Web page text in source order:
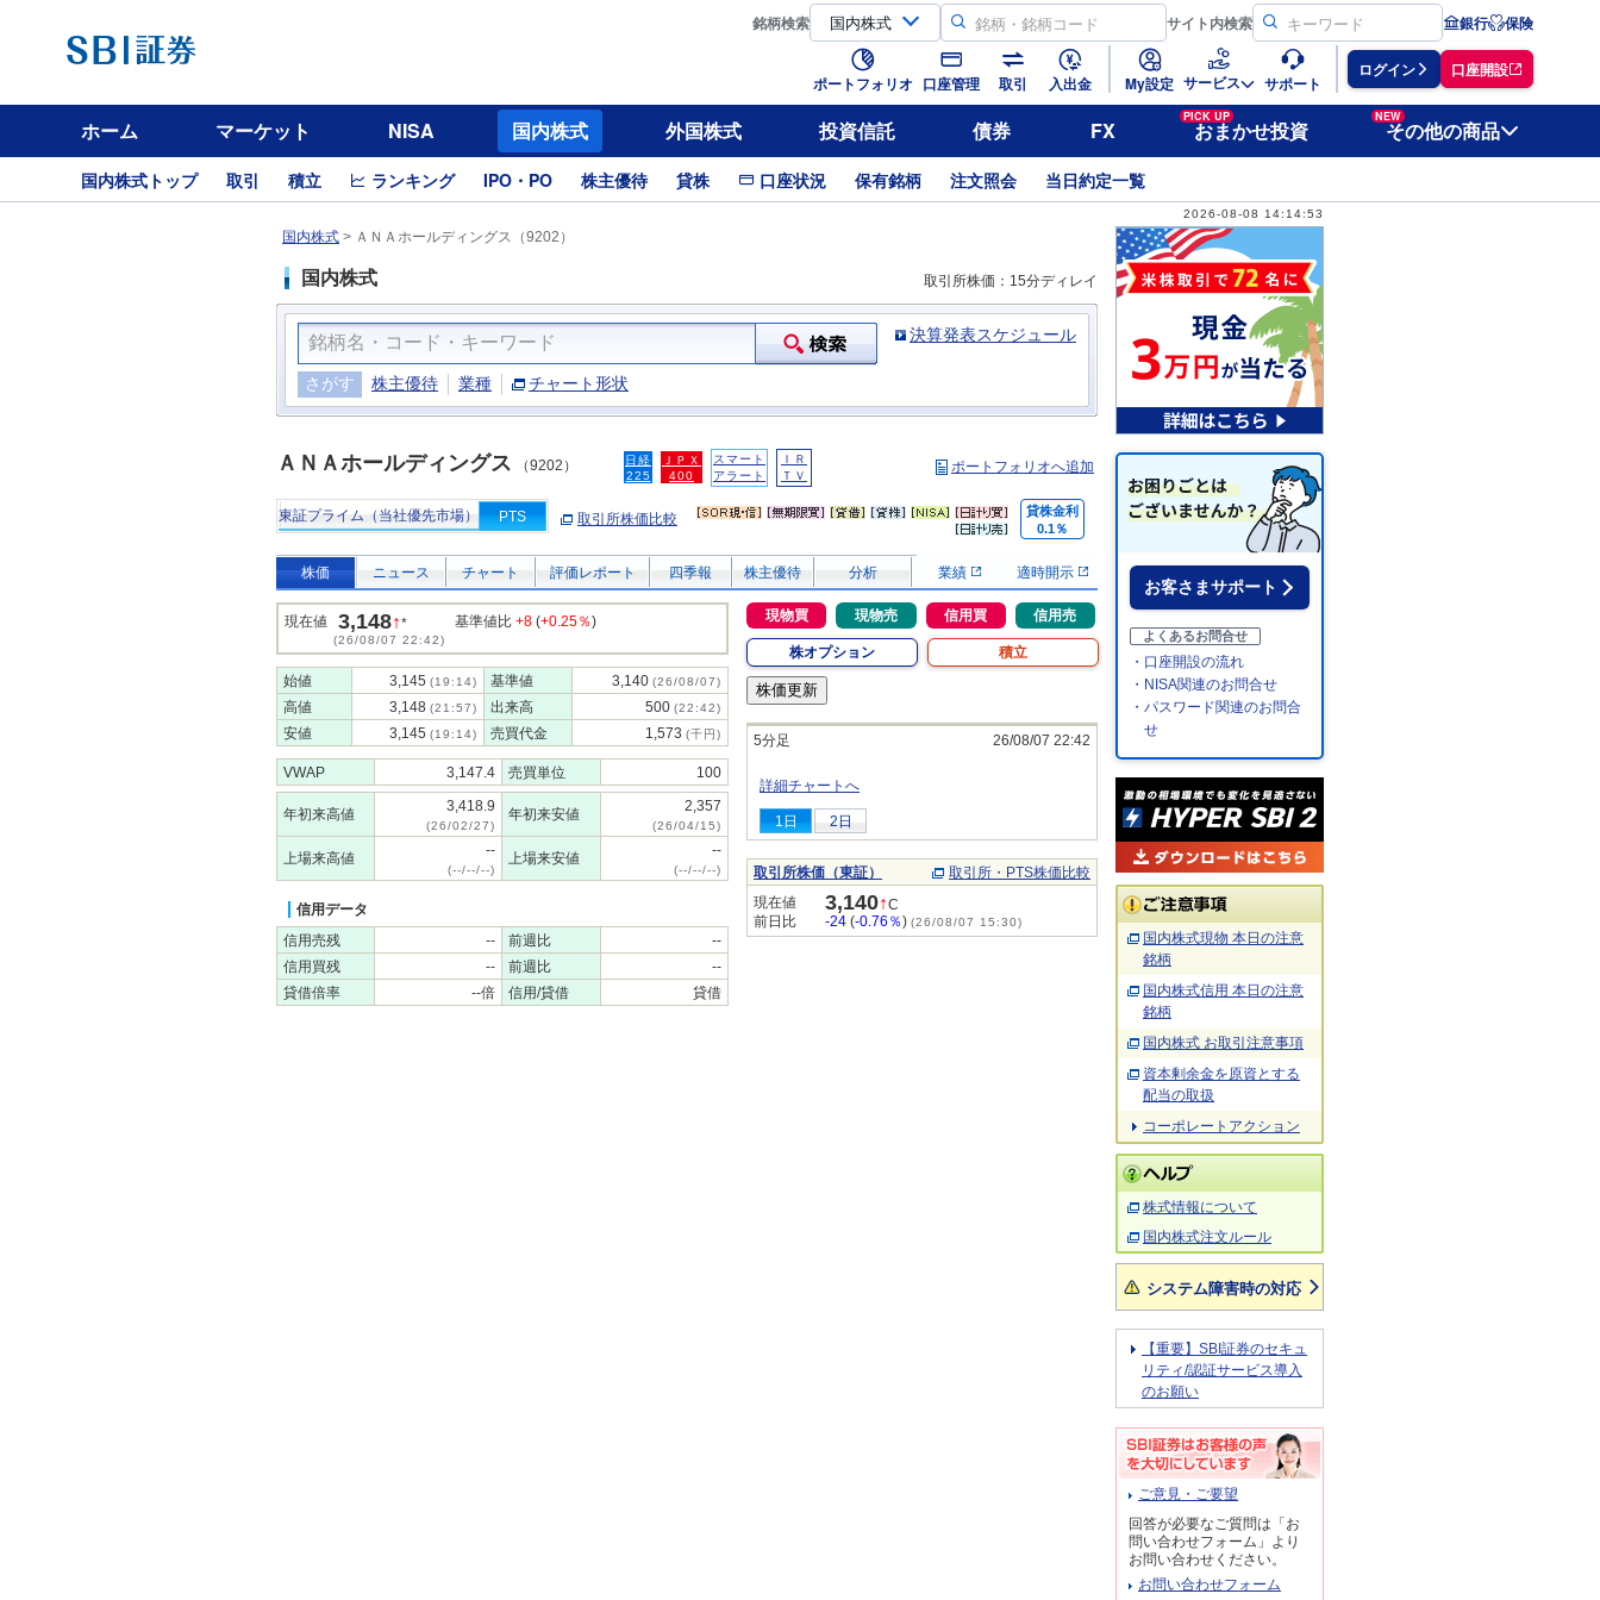
銘柄検索 サイト内検索 銀行 保険
ポートフォリオ 口座管理 取引 入出金 My設定 サービス サポート
ログイン 口座開設
ホーム マーケット NISA 国内株式 外国株式 投資信託 債券 FX
PICK UP
おまかせ投資
NEW
その他の商品
国内株式トップ 取引 積立 ランキング IPO・PO 株主優待 貸株 口座状況 保有銘柄 注文照会 当日約定一覧
2026-08-08 14:14:53
国内株式 > ＡＮＡホールディングス（9202）
国内株式 取引所株価：15分ディレイ
決算発表スケジュール
さがす 株主優待 業種 チャート形状
ＡＮＡホールディングス （9202）
日経
225
ＪＰＸ
400
スマート
アラート
ＩＲ
ＴＶ
ポートフォリオへ追加
東証プライム（当社優先市場） PTS 取引所株価比較
貸株金利
0.1％
株価 ニュース チャート 評価レポート 四季報 株主優待 分析 業績 適時開示
現在値 3,148↑*
(26/08/07 22:42)
基準値比 +8 (+0.25％)
始値 3,145 (19:14) 基準値 3,140 (26/08/07)
高値 3,148 (21:57) 出来高 500 (22:42)
安値 3,145 (19:14) 売買代金 1,573 (千円)
VWAP 3,147.4 売買単位 100
年初来高値 3,418.9
(26/02/27)
年初来安値 2,357
(26/04/15)
上場来高値 --
(--/--/--)
上場来安値 --
(--/--/--)
信用データ
信用売残
-- 前週比
--
信用買残
-- 前週比
--
貸借倍率
--倍 信用/貸借 貸借
現物買 現物売 信用買 信用売
株オプション 積立
5分足 26/08/07 22:42
詳細チャートへ
1日 2日
取引所株価（東証）
取引所・PTS株価比較
現在値
3,140↑C
前日比
-24 (-0.76％) (26/08/07 15:30)
お客さまサポート
よくあるお問合せ
・口座開設の流れ
・NISA関連のお問合せ
・パスワード関連のお問合
せ
国内株式現物 本日の注意
銘柄
国内株式信用 本日の注意
銘柄
国内株式 お取引注意事項
資本剰余金を原資とする
配当の取扱
コーポレートアクション
株式情報について
国内株式注文ルール
システム障害時の対応
【重要】SBI証券のセキュ
リティ/認証サービス導入
のお願い
ご意見・ご要望
回答が必要なご質問は「お
問い合わせフォーム」より
お問い合わせください。
お問い合わせフォーム